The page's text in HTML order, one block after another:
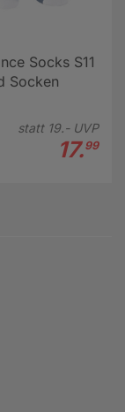
Socks S11
Socken
statt 19.-UVP
17.99